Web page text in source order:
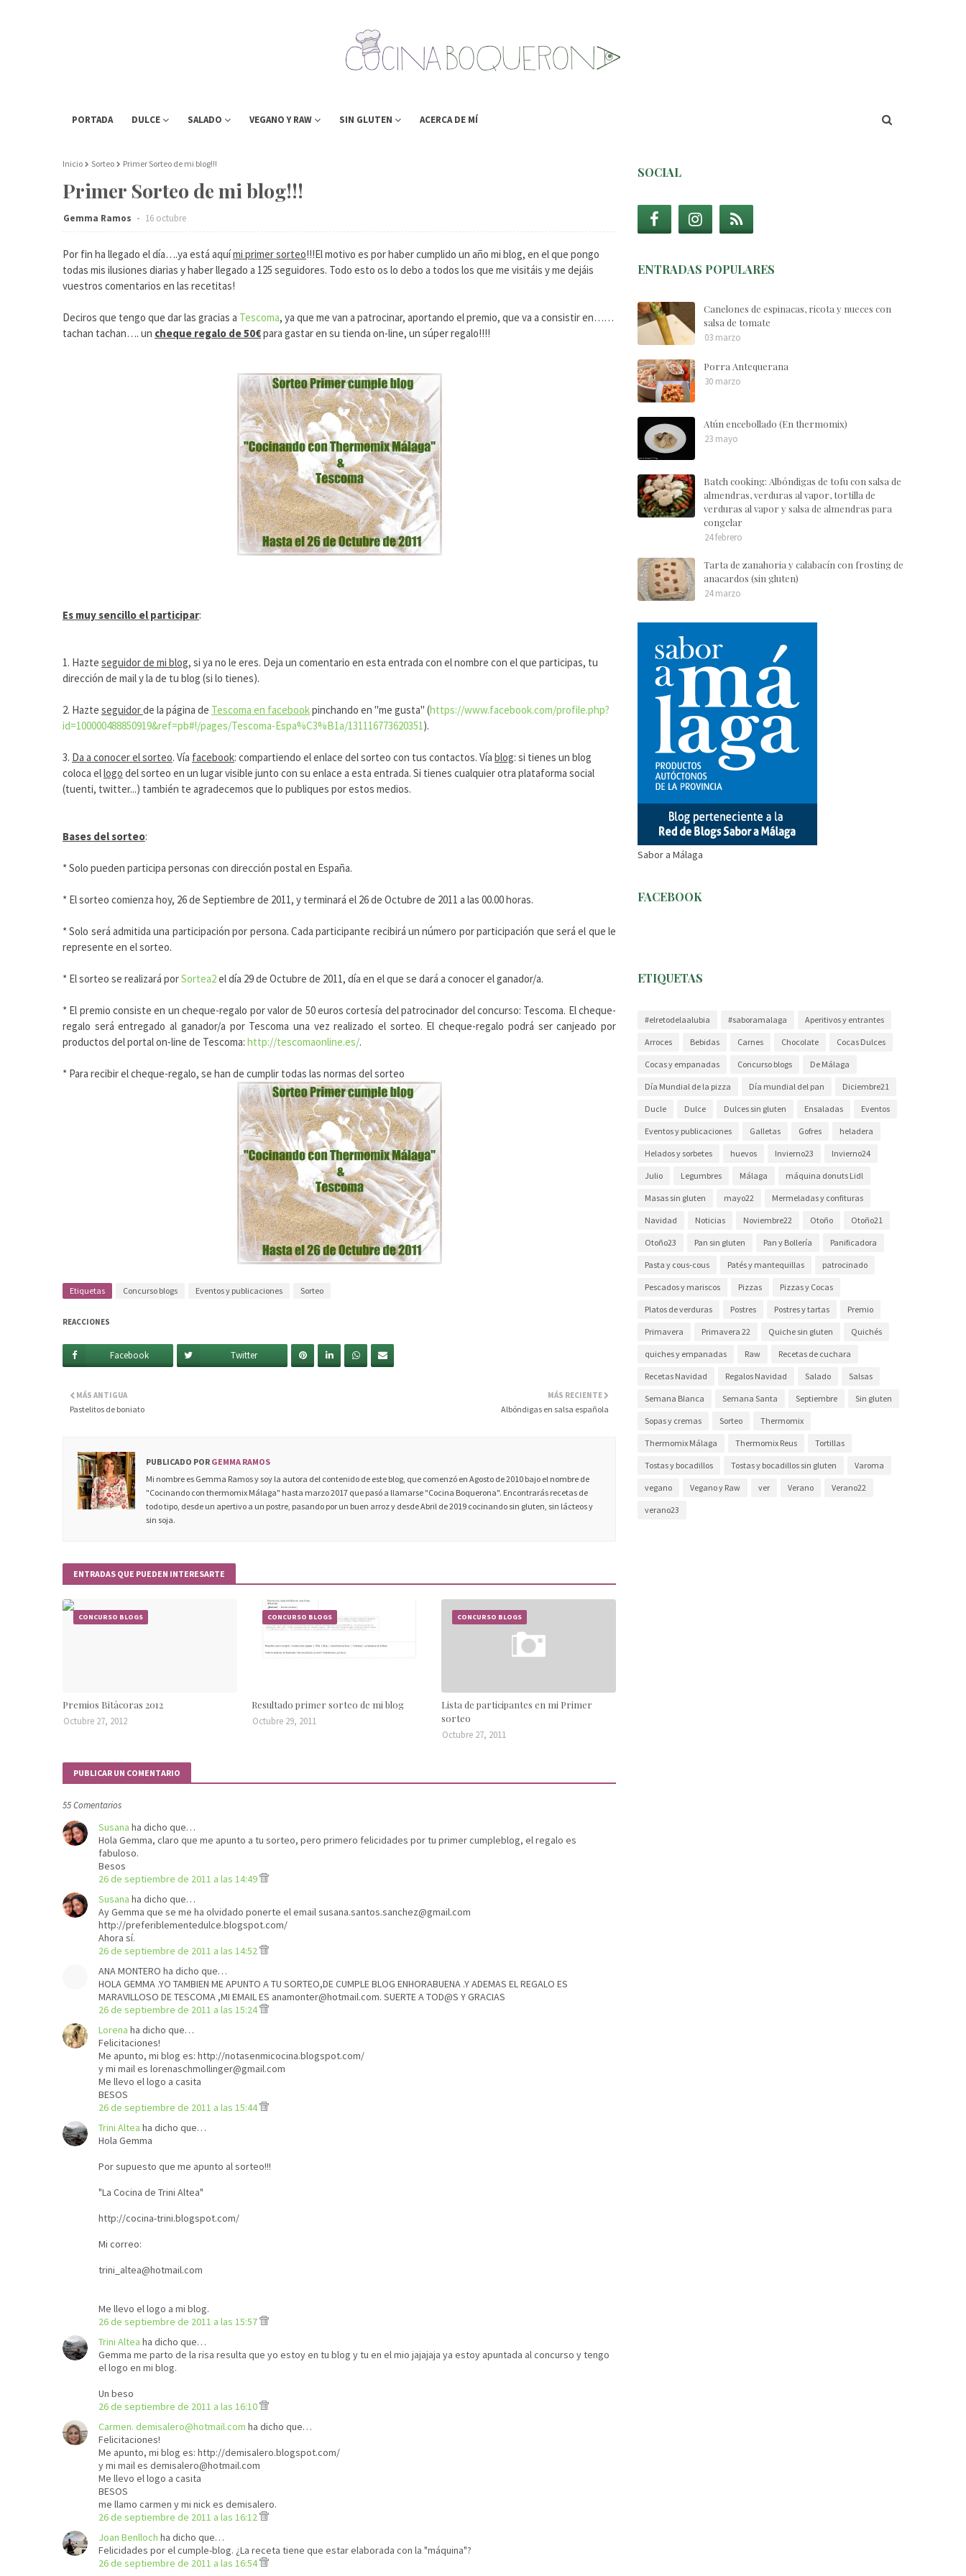
PORTADA DULCE SALADO VEGANO Y RAW SIN GLUTEN ACERCA DE MÍ
Inicio Sorteo Primer Sorteo de mi blog!!!
Primer Sorteo de mi blog!!!
Gemma Ramos 16 octubre
Por fin ha llegado el día….ya está aquími primer sorteo!!!El motivo es por haber cumplido un año mi blog, en el que pongo
todas mis ilusiones diarias y haber llegado a 125 seguidores. Todo esto os lo debo a todos los que me visitáis y me dejáis
vuestros comentarios en las recetitas!
Deciros que tengo que dar las gracias a Tescoma, ya que me van a patrocinar, aportando el premio, que va a consistir en……
tachan tachan…. un cheque regalo de 50€para gastar en su tienda on-line, un súper regalo!!!!
Es muy sencillo el participar:
1. Hazte seguidor de mi blog, si ya no le eres. Deja un comentario en esta entrada con el nombre con el que participas, tu
dirección de mail y la de tu blog (si lo tienes).
2. Hazte seguidorde la página de Tescoma en facebookpinchando en "me gusta" (https://www.facebook.com/profile.php?
id=100000488850919&ref=pb#!/pages/Tescoma-Espa%C3%B1a/131116773620351).
3. Da a conocer el sorteo. Vía facebook: compartiendo el enlace del sorteo con tus contactos. Vía blog: si tienes un blog
coloca ellogo del sorteo en un lugar visible junto con su enlace a esta entrada. Si tienes cualquier otra plataforma social
(tuenti, twitter...) también te agradecemos que lo publiques por estos medios.
Bases del sorteo:
* Solo pueden participa personas con dirección postal en España.
* El sorteo comienza hoy, 26 de Septiembre de 2011, y terminará el 26 de Octubre de 2011 a las 00.00 horas.
* Solo será admitida una participación por persona. Cada participante recibirá un número por participación que será el que le
represente en el sorteo.
* El sorteo se realizará porSortea2el día 29 de Octubre de 2011, día en el que se dará a conocer el ganador/a.
* El premio consiste en un cheque-regalo por valor de 50 euros cortesía del patrocinador del concurso: Tescoma. El cheque-
regalo será entregado al ganador/a por Tescoma una vez realizado el sorteo. El cheque-regalo podrá ser canjeado por
productos del portal on-line de Tescoma: http://tescomaonline.es/.
* Para recibir el cheque-regalo, se han de cumplir todas las normas del sorteo
Etiquetas Concurso blogs Eventos y publicaciones Sorteo
REACCIONES
Facebook Twitter
MÁS RECIENTE
Albóndigas en salsa española
MÁS ANTIGUA
Pastelitos de boniato
PUBLICADO POR GEMMA RAMOS
Mi nombre es Gemma Ramos y soy la autora del contenido de este blog, que comenzó en Agosto de 2010 bajo el nombre de
"Cocinando con thermomix Málaga" hasta marzo 2017 que pasó a llamarse "Cocina Boquerona". Encontrarás recetas de
todo tipo, desde un apertivo a un postre, pasando por un buen arroz y desde Abril de 2019 cocinando sin gluten, sin lácteos y
sin soja.
ENTRADAS QUE PUEDEN INTERESARTE
CONCURSO BLOGS
Premios Bitácoras 2012
Octubre 27, 2012
CONCURSO BLOGS
Resultado primer sorteo de mi blog
Octubre 29, 2011
CONCURSO BLOGS
Lista de participantes en mi Primer
sorteo
Octubre 27, 2011
PUBLICAR UN COMENTARIO
55 Comentarios
Susana ha dicho que…
Hola Gemma, claro que me apunto a tu sorteo, pero primero felicidades por tu primer cumpleblog, el regalo es
fabuloso.
Besos
26 de septiembre de 2011 a las 14:49
Susana ha dicho que…
Ay Gemma que se me ha olvidado ponerte el email susana.santos.sanchez@gmail.com
http://preferiblementedulce.blogspot.com/
Ahora sí.
26 de septiembre de 2011 a las 14:52
ANA MONTERO ha dicho que…
HOLA GEMMA .YO TAMBIEN ME APUNTO A TU SORTEO,DE CUMPLE BLOG ENHORABUENA .Y ADEMAS EL REGALO ES
MARAVILLOSO DE TESCOMA ,MI EMAIL ES anamonter@hotmail.com. SUERTE A TOD@S Y GRACIAS
26 de septiembre de 2011 a las 15:24
Lorena ha dicho que…
Felicitaciones!
Me apunto, mi blog es: http://notasenmicocina.blogspot.com/
y mi mail es lorenaschmollinger@gmail.com
Me llevo el logo a casita
BESOS
26 de septiembre de 2011 a las 15:44
Trini Altea ha dicho que…
Hola Gemma
Por supuesto que me apunto al sorteo!!!
"La Cocina de Trini Altea"
http://cocina-trini.blogspot.com/
Mi correo:
trini_altea@hotmail.com
Me llevo el logo a mi blog.
26 de septiembre de 2011 a las 15:57
Trini Altea ha dicho que…
Gemma me parto de la risa resulta que yo estoy en tu blog y tu en el mio jajajaja ya estoy apuntada al concurso y tengo
el logo en mi blog.
Un beso
26 de septiembre de 2011 a las 16:10
Carmen. demisalero@hotmail.com ha dicho que…
Felicitaciones!
Me apunto, mi blog es: http://demisalero.blogspot.com/
y mi mail es demisalero@hotmail.com
Me llevo el logo a casita
BESOS
me llamo carmen y mi nick es demisalero.
26 de septiembre de 2011 a las 16:12
Joan Benlloch ha dicho que…
Felicidades por el cumple-blog. ¿La receta tiene que estar elaborada con la "máquina"?
26 de septiembre de 2011 a las 16:54
SOCIAL
ENTRADAS POPULARES
Canelones de espinacas, ricota y nueces con
salsa de tomate
03 marzo
Porra Antequerana
30 marzo
Atún encebollado (En thermomix)
23 mayo
Batch cooking: Albóndigas de tofu con salsa de
almendras, verduras al vapor, tortilla de
verduras al vapor y salsa de almendras para
congelar
24 febrero
Tarta de zanahoria y calabacín con frosting de
anacardos (sin gluten)
24 marzo
Sabor a Málaga
FACEBOOK
ETIQUETAS
#elretodelaalubia #saboramalaga Aperitivos y entrantes
Arroces Bebidas Carnes Chocolate Cocas Dulces
Cocas y empanadas Concurso blogs De Málaga
Día Mundial de la pizza Día mundial del pan Diciembre21
Ducle Dulce Dulces sin gluten Ensaladas Eventos
Eventos y publicaciones Galletas Gofres heladera
Helados y sorbetes huevos Invierno23 Invierno24
Julio Legumbres Málaga máquina donuts Lidl
Masas sin gluten mayo22 Mermeladas y confituras
Navidad Noticias Noviembre22 Otoño Otoño21
Otoño23 Pan sin gluten Pan y Bollería Panificadora
Pasta y cous-cous Patés y mantequillas patrocinado
Pescados y mariscos Pizzas Pizzas y Cocas
Platos de verduras Postres Postres y tartas Premio
Primavera Primavera 22 Quiche sin gluten Quichés
quiches y empanadas Raw Recetas de cuchara
Recetas Navidad Regalos Navidad Salado Salsas
Semana Blanca Semana Santa Septiembre Sin gluten
Sopas y cremas Sorteo Thermomix
Thermomix Málaga Thermomix Reus Tortillas
Tostas y bocadillos Tostas y bocadillos sin gluten Varoma
vegano Vegano y Raw ver Verano Verano22
verano23